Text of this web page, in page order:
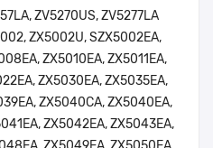
ZV5270US, ZV5277LA
ZX5002U, SZX5002EA,
ZX5010EA, ZX5011EA,
ZX5030EA, ZX5035EA,
ZX5040CA, ZX5040EA,
ZX5042EA, ZX5043EA,